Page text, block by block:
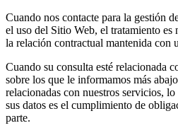
Cuando nos contacte para la gestión
el uso del Sitio Web, el tratamiento es
la relación contractual mantenida con
Cuando su consulta esté relacionada
sobre los que le informamos más
relacionadas con nuestros servicios,
sus datos es el cumplimiento de
parte.